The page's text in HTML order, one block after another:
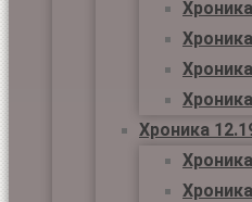
Хроника